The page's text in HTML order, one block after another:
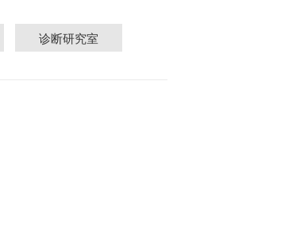
诊断研究室